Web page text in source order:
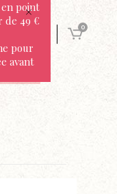
0
point
de 49 €
pour
avant